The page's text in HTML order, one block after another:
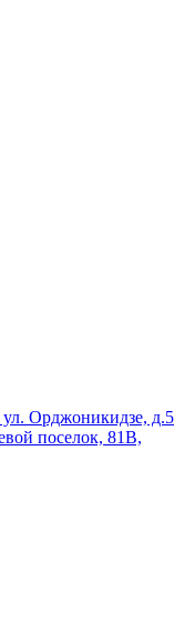
Орджоникидзе, д.5
поселок, 81В,